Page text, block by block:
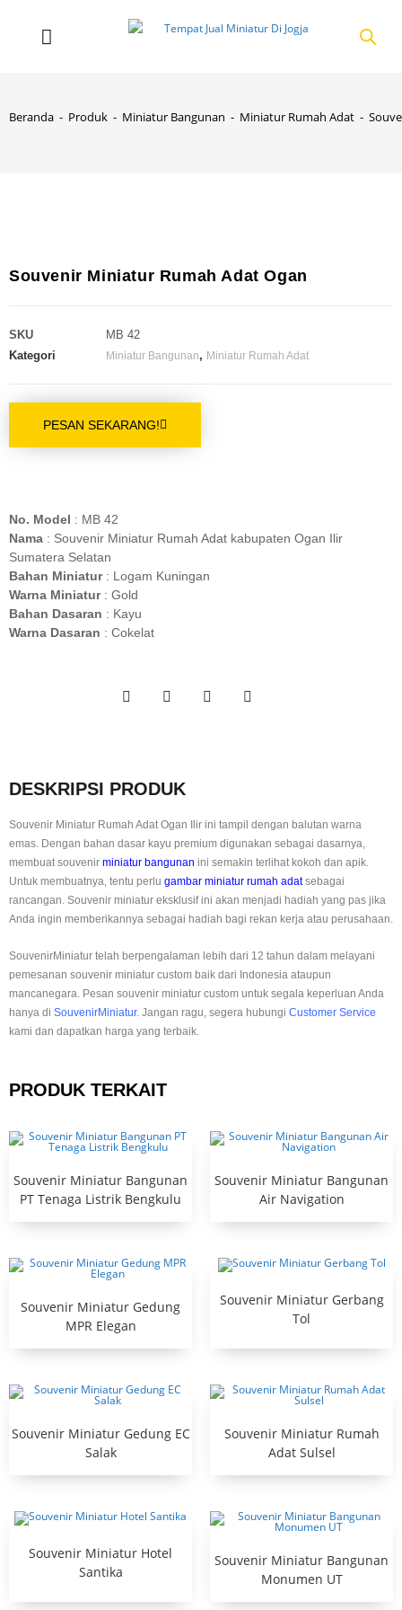
Beranda - Produk - Miniatur Bangunan - Miniatur Rumah Adat -
Souvenir Miniatur Rumah Adat Ogan
SKU
MB 42
Kategori
Miniatur Bangunan, Miniatur Rumah Adat
PESAN SEKARANG!
No. Model : MB 42
Nama : Souvenir Miniatur Rumah Adat kabupaten Ogan Ilir
Sumatera Selatan
Bahan Miniatur: Logam Kuningan
Warna Miniatur: Gold
Bahan Dasaran : Kayu
Warna Dasaran : Cokelat
DESKRIPSI PRODUK
Souvenir Miniatur Rumah Adat Ogan Ilir ini tampil dengan balutan warna
emas. Dengan bahan dasar kayu premium digunakan sebagai dasarnya,
membuat souvenir miniatur bangunan ini semakin terlihat kokoh dan apik.
Untuk membuatnya, tentu perlu gambar miniatur rumah adatsebagai
rancangan. Souvenir miniatur eksklusif ini akan menjadi hadiah yang pas jika
Anda ingin memberikannya sebagai hadiah bagi rekan kerja atau perusahaan.
SouvenirMiniatur telah berpengalaman lebih dari 12 tahun dalam melayani
pemesanan souvenir miniatur custom baik dari Indonesia ataupun
mancanegara. Pesan souvenir miniatur custom untuk segala keperluan Anda
hanya di SouvenirMiniatur. Jangan ragu, segera hubungi Customer Service
kami dan dapatkan harga yang terbaik.
PRODUK TERKAIT
Souvenir Miniatur Bangunan
PT Tenaga Listrik Bengkulu
Souvenir Miniatur Bangunan
Air Navigation
Souvenir Miniatur Gedung
MPR Elegan
Souvenir Miniatur Gerbang
Tol
Souvenir Miniatur Gedung EC
Salak
Souvenir Miniatur Rumah
Adat Sulsel
Souvenir Miniatur Hotel
Santika
Souvenir Miniatur Bangunan
Monumen UT